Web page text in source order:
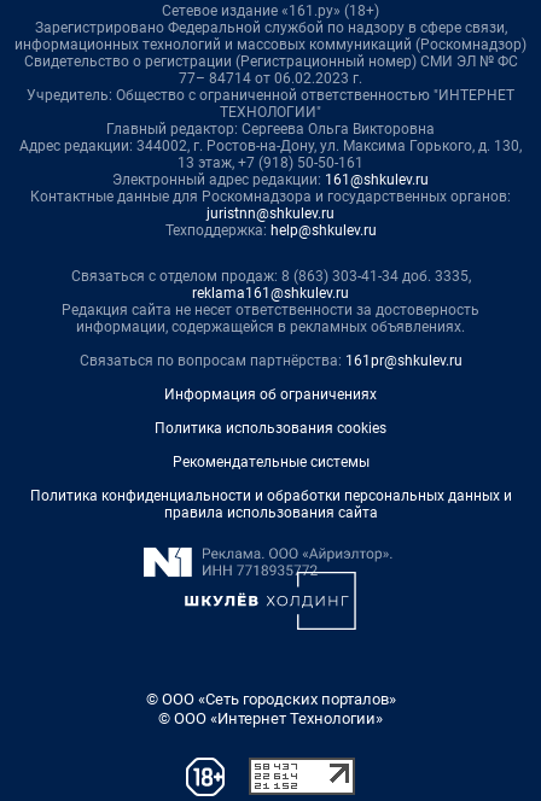
Сетевое издание «161.ру» (18+)
Зарегистрировано Федеральной службой по надзору в сфере связи,
информационных технологий и массовых коммуникаций (Роскомнадзор)
Свидетельство о регистрации (Регистрационный номер) СМИ ЭЛ № ФС
77– 84714 от 06.02.2023 г.
Учредитель: Общество с ограниченной ответственностью "ИНТЕРНЕТ
ТЕХНОЛОГИИ"
Главный редактор: Сергеева Ольга Викторовна
Адрес редакции: 344002, г. Ростов-на-Дону, ул. Максима Горького, д. 130,
13 этаж, +7 (918) 50-50-161
Электронный адрес редакции: 161@shkulev.ru
Контактные данные для Роскомнадзора и государственных органов:
juristnn@shkulev.ru
Техподдержка: help@shkulev.ru
Связаться с отделом продаж: 8 (863) 303-41-34 доб. 3335,
reklama161@shkulev.ru
Редакция сайта не несет ответственности за достоверность
информации, содержащейся в рекламных объявлениях.
Связаться по вопросам партнёрства: 161pr@shkulev.ru
Информация об ограничениях
Политика использования cookies
Рекомендательные системы
Политика конфиденциальности и обработки персональных данных и
правила использования сайта
© ООО «Сеть городских порталов»
© ООО «Интернет Технологии»